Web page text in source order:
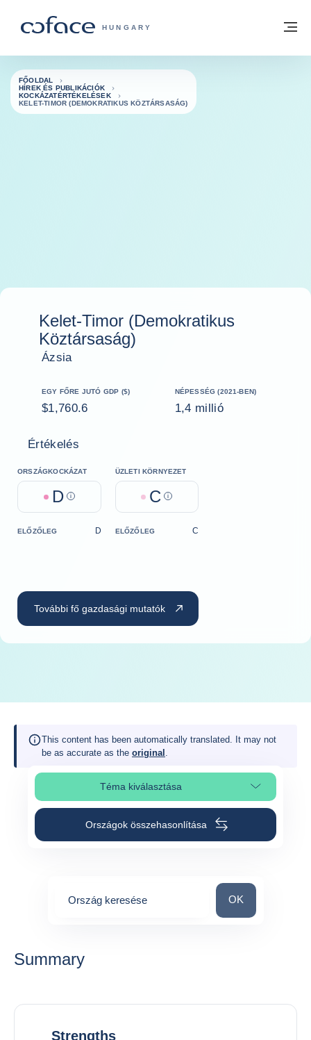
COFACE FOR TRADE - A COFACE
HUNGARY
Vissza a főoldalra
FŐOLDAL
HÍREK ÉS PUBLIKÁCIÓK
KOCKÁZATÉRTÉKELÉSEK
KELET-TIMOR (DEMOKRATIKUS KÖZTÁRSASÁG)
Kelet-Timor (Demokratikus
Köztársaság)
Ázsia
EGY FŐRE JUTÓ GDP ($)
$1,760.6
NÉPESSÉG (2021-BEN)
1,4 millió
Értékelés
ORSZÁGKOCKÁZAT
D Help
ÜZLETI KÖRNYEZET
C Help
ELŐZŐLEG D ELŐZŐLEG C
További fő gazdasági mutatók
This content has been automatically translated. It may not
be as accurate as the original .
Téma kiválasztásaOldalszakasz kiválasztása
Országok összehasonlítása
Ország keresése Ország keresése
OK
Summary
Strengths